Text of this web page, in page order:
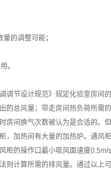
量的调整可能；
。
调节设计规范》规定化验室房
的总风量；带走房间热负荷所需
房间换气次数被认为是合适的。
，加热间有大量的加热炉。通风
柜的操作口最小吸风面速度
则计算所需的排风量。通过以上